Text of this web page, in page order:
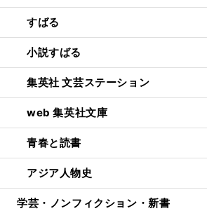
すばる
小説すばる
集英社 文芸ステーション
web 集英社文庫
青春と読書
アジア人物史
学芸・ノンフィクション・新書